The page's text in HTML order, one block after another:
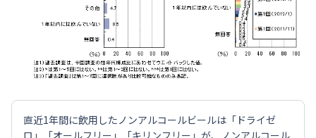
直近1年間に飲用したノンアルコールビールは「ドライゼ